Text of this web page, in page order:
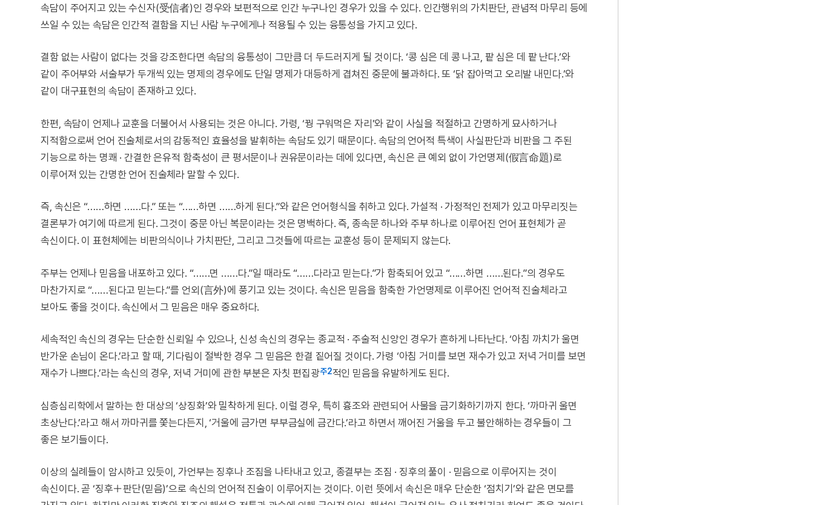
속담이 주어지고 있는 수신자(受信者)인 경우와 보편적으로 인간 누구나인 경우가 있을 수 있다. 인간행위의 가치판단, 관념적 마무리 등에
쓰일 수 있는 속담은 인간적 결함을 지닌 사람 누구에게나 적용될 수 있는 융통성을 가지고 있다.
결함 없는 사람이 없다는 것을 강조한다면 속담의 융통성이 그만큼 더 두드러지게 될 것이다. ‘콩 심은 데 콩 나고, 팥 심은 데 팥 난다.’와
같이 주어부와 서술부가 두개씩 있는 명제의 경우에도 단일 명제가 대등하게 겹쳐진 중문에 불과하다. 또 ‘닭 잡아먹고 오리발 내민다.’와
같이 대구표현의 속담이 존재하고 있다.
한편, 속담이 언제나 교훈을 더불어서 사용되는 것은 아니다. 가령, ‘꿩 구워먹은 자리’와 같이 사실을 적절하고 간명하게 묘사하거나
지적함으로써 언어 진술체로서의 감동적인 효율성을 발휘하는 속담도 있기 때문이다. 속담의 언어적 특색이 사실판단과 비판을 그 주된
기능으로 하는 명쾌 · 간결한 은유적 함축성이 큰 평서문이나 권유문이라는 데에 있다면, 속신은 큰 예외 없이 가언명제(假言命題)로
이루어져 있는 간명한 언어 진술체라 말할 수 있다.
즉, 속신은 “……하면 ……다.” 또는 “……하면 ……하게 된다.”와 같은 언어형식을 취하고 있다. 가설적 · 가정적인 전제가 있고 마무리짓는
결론부가 여기에 따르게 된다. 그것이 중문 아닌 복문이라는 것은 명백하다. 즉, 종속문 하나와 주부 하나로 이루어진 언어 표현체가 곧
속신이다. 이 표현체에는 비판의식이나 가치판단, 그리고 그것들에 따르는 교훈성 등이 문제되지 않는다.
주부는 언제나 믿음을 내포하고 있다. “……면 ……다.”일 때라도 “……다라고 믿는다.”가 함축되어 있고 “……하면 ……된다.”의 경우도
마찬가지로 “……된다고 믿는다.”를 언외(言外)에 풍기고 있는 것이다. 속신은 믿음을 함축한 가언명제로 이루어진 언어적 진술체라고
보아도 좋을 것이다. 속신에서 그 믿음은 매우 중요하다.
세속적인 속신의 경우는 단순한 신뢰일 수 있으나, 신성 속신의 경우는 종교적 · 주술적 신앙인 경우가 흔하게 나타난다. ‘아침 까치가 울면
반가운 손님이 온다.’라고 할 때, 기다림이 절박한 경우 그 믿음은 한결 짙어질 것이다. 가령 ‘아침 거미를 보면 재수가 있고 저녁 거미를 보면
재수가 나쁘다.’라는 속신의 경우, 저녁 거미에 관한 부분은 자칫 편집광주2적인 믿음을 유발하게도 된다.
심층심리학에서 말하는 한 대상의 ‘상징화’와 밀착하게 된다. 이럴 경우, 특히 흉조와 관련되어 사물을 금기화하기까지 한다. ‘까마귀 울면
초상난다.’라고 해서 까마귀를 쫓는다든지, ‘거울에 금가면 부부금실에 금간다.’라고 하면서 깨어진 거울을 두고 불안해하는 경우들이 그
좋은 보기들이다.
이상의 실례들이 암시하고 있듯이, 가언부는 징후나 조짐을 나타내고 있고, 종결부는 조짐 · 징후의 풀이 · 믿음으로 이루어지는 것이
속신이다. 곧 ‘징후＋판단(믿음)’으로 속신의 언어적 진술이 이루어지는 것이다. 이런 뜻에서 속신은 매우 단순한 ‘점치기’와 같은 면모를